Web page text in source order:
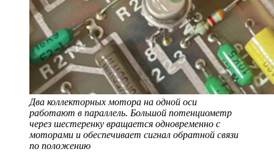
Два коллекторных мотора на одной оси
работают в параллель. Большой потенциометр
через шестеренку вращается одновременно с
моторами и обеспечивает сигнал обратной связи
по положению